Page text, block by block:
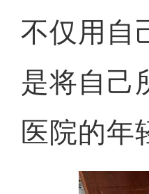
不仅用自
是将自己
医院的年